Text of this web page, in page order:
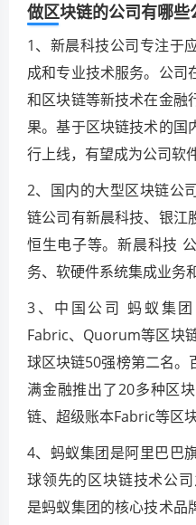
做区块链的公司有哪些
1、新晨科技公司专注于
成和专业技术服务。公司
和区块链等新技术在金融
果。基于区块链技术的国
行上线，有望成为公司软
2、国内的大型区块链公
链公司有新晨科技、银江
恒生电子等。新晨科技
务、软硬件系统集成业务
3、中国公司 蚂蚁集
Fabric、Quorum等区块
球区块链50强榜第二名。
满金融推出了20多种区
链、超级账本Fabric等区
4、蚂蚁集团是阿里巴巴
球领先的区块链技术公
是蚂蚁集团的核心技术品